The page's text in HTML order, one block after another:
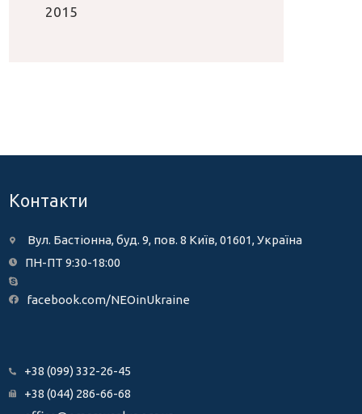
2015
Контакти
Вул. Бастіонна, буд. 9, пов. 8 Київ, 01601, Україна
ПН-ПТ 9:30-18:00
facebook.com/NEOinUkraine
+38 (099) 332-26-45
+38 (044) 286-66-68